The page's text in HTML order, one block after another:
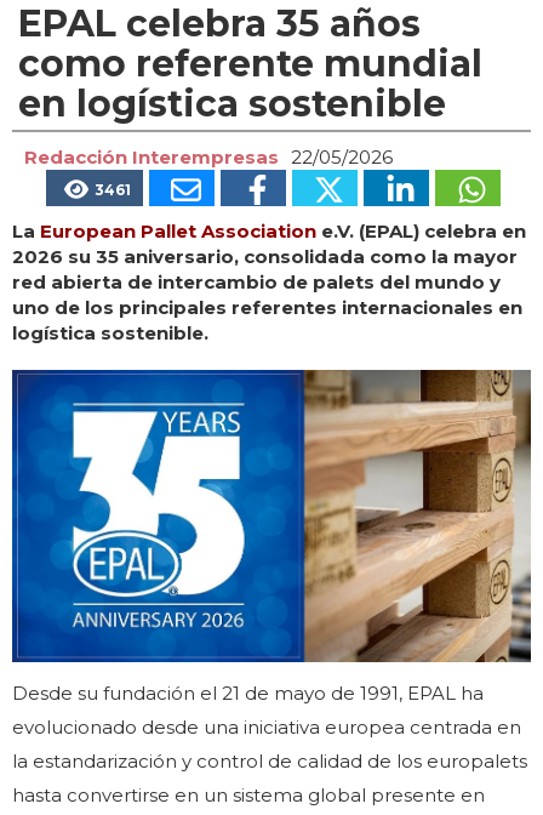
EPAL celebra 35 años
como referente mundial
en logística sostenible
Redacción Interempresas 22/05/2026
3461
La European Pallet Association e.V. (EPAL) celebra en
2026 su 35 aniversario, consolidada como la mayor
red abierta de intercambio de palets del mundo y
uno de los principales referentes internacionales en
logística sostenible.
Desde su fundación el 21 de mayo de 1991, EPAL ha
evolucionado desde una iniciativa europea centrada en
la estandarización y control de calidad de los europalets
hasta convertirse en un sistema global presente en